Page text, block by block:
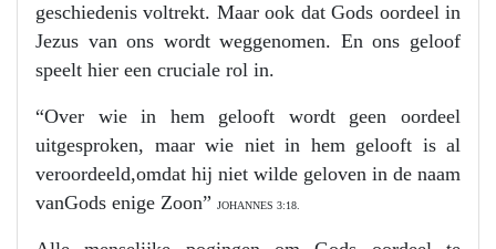
geschiedenis voltrekt. Maar ook dat Gods oordeel in
Jezus van ons wordt weggenomen. En ons geloof
speelt hier een cruciale rol in.
“Over wie in hem gelooft wordt geen oordeel
uitgesproken, maar wie niet in hem gelooft is al
veroordeeld,omdat hij niet wilde geloven in de naam
vanGods enige Zoon” JOHANNES 3:18.